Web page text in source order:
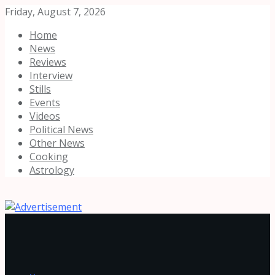
Friday, August 7, 2026
Home
News
Reviews
Interview
Stills
Events
Videos
Political News
Other News
Cooking
Astrology